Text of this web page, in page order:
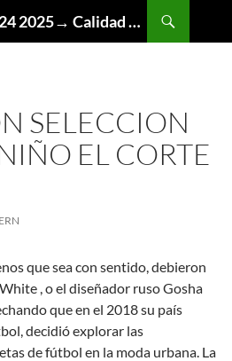
Camiseta Juventus 2024 2025→ Calidad Thai AAA
SELECCION
EL CORTE
que sea con sentido, debieron
, o el diseñador ruso Gosha
que en el 2018 su país
decidió explorar las
de fútbol en la moda urbana. La